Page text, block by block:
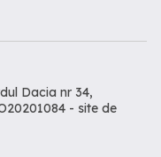
Dacia nr 34,
- site de